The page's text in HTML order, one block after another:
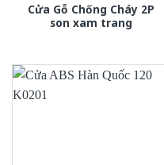
Cửa Gỗ Chống Cháy 2P
son xam trang